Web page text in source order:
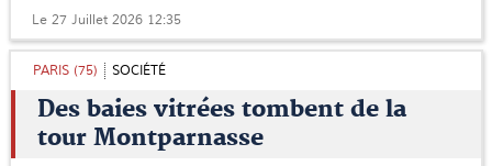
Le 27 Juillet 2026 12:35
PARIS (75) SOCIÉTÉ
Des baies vitrées tombent de la
tour Montparnasse